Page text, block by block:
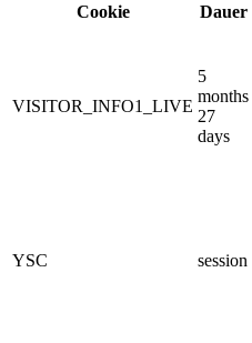
Cookie
Dauer
VISITOR_INFO1_LIVE
5
months
27
days
YSC session